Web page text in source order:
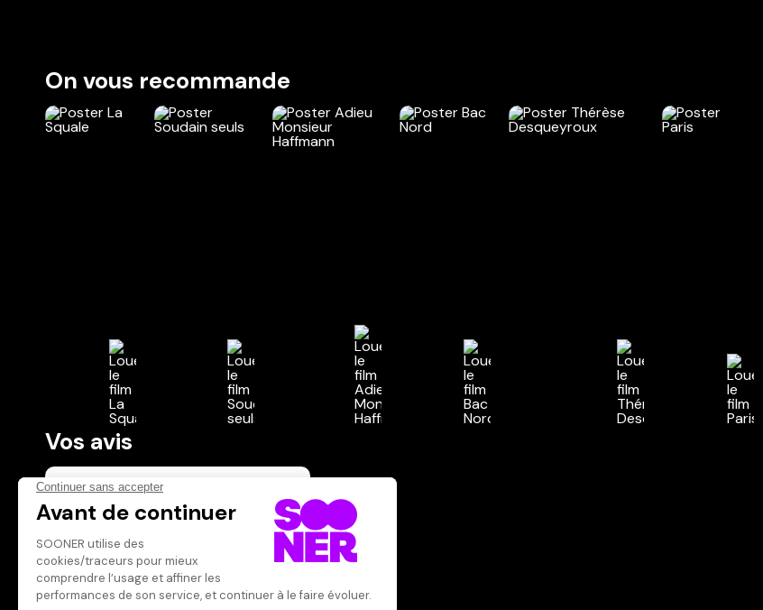
On vous recommande
Vos avis
Donnez votre avis
Votre note
Votre commentaire
Il faut vous connecter pour
publier un avis